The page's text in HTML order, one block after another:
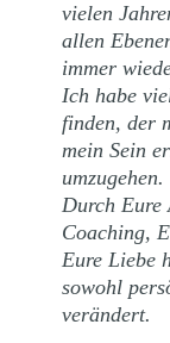
vielen
allen
immer
Ich habe
finden, der
mein Sein
umzugehen.
Durch Eure
Coaching,
Eure Liebe
sowohl
verändert.